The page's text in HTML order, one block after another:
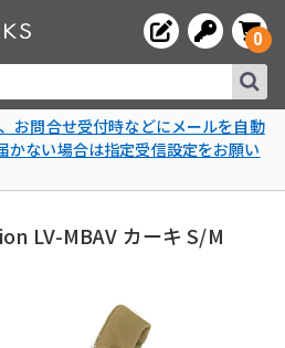
0
お問合せ受付時などにメールを自動
かない場合は指定受信設定をお願い
LV-MBAV カーキ S/M